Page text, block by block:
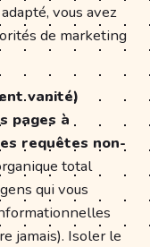
vous avez
de marketing
vanité)
pages à
requêtes non-
total
qui vous
jamais). Isoler le